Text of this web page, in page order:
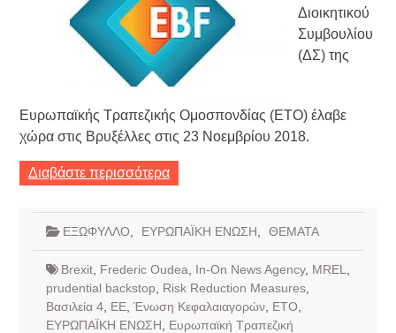
Διοικητικού
Συμβουλίου
(ΔΣ) της
Ευρωπαϊκής Τραπεζικής Ομοσπονδίας (ΕΤΟ) έλαβε
χώρα στις Βρυξέλλες στις 23 Νοεμβρίου 2018.
Διαβάστε περισσότερα
ΕΞΩΦΥΛΛΟ ΕΥΡΩΠΑΪΚΗ ΕΝΩΣΗ ΘΕΜΑΤΑ
Brexit, Frederic Oudea In-On News Agency, MREL
prudential backstop
Risk Reduction Measures,
Βασιλεία 4, ΕΕ, Ένωση Κεφαλαιαγορών, ΕΤΟ
ΕΥΡΩΠΑΪΚΗ ΕΝΩΣΗ
Ευρωπαϊκή Τραπεζική